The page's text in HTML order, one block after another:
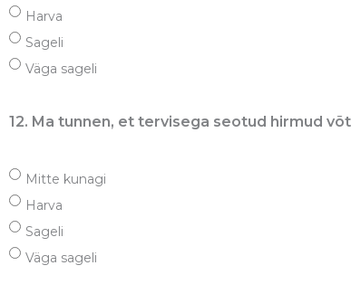
Harva
Sageli
Väga sageli
12. Ma tunnen, et tervisega seotud hirmud
Mitte kunagi
Harva
Sageli
Väga sageli